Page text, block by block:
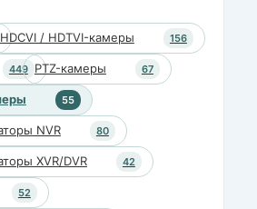
HDCVI / HDTVI-камеры 156
449 PTZ-камеры 67
55
NVR 80
XVR/DVR 42
52